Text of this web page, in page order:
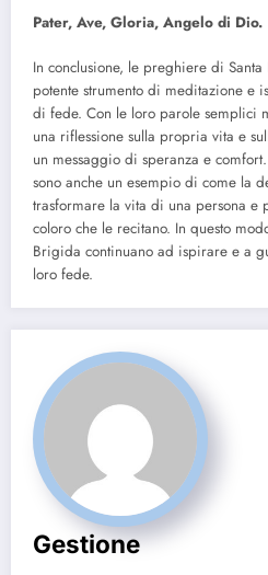
Pater, Ave, Gloria, Angelo di Dio.
In conclusione, le preghiere di
potente strumento di meditazione e
di fede. Con le loro parole semplici
una riflessione sulla propria vita e
un messaggio di speranza e
sono anche un esempio di come la
trasformare la vita di una persona e
coloro che le recitano. In questo
Brigida continuano ad ispirare e a
loro fede.
Gestione